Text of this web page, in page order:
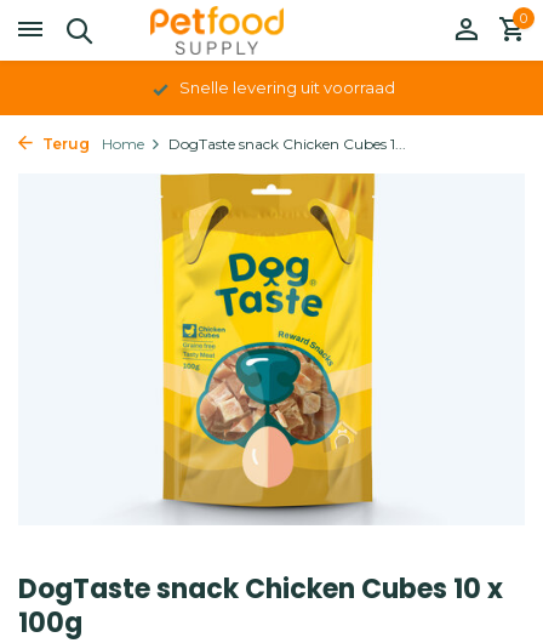
0
Snelle levering uit voorraad
Terug Home DogTaste snack Chicken Cubes 1...
DogTaste snack Chicken Cubes 10 x
100g